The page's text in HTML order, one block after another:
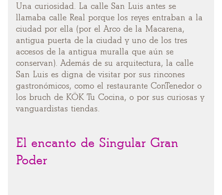
Una curiosidad. La calle San Luis antes se
llamaba calle Real porque los reyes entraban a la
ciudad por ella (por el Arco de la Macarena,
antigua puerta de la ciudad y uno de los tres
accesos de la antigua muralla que aún se
conservan). Además de su arquitectura, la calle
San Luis es digna de visitar por sus rincones
gastronómicos, como el restaurante ConTenedor o
los bruch de KÖK Tu Cocina, o por sus curiosas y
vanguardistas tiendas.
El encanto de Singular Gran
Poder